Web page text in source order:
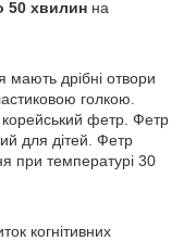
50 хвилин на
мають дрібні отвори
голкою.
корейський фетр. Фетр
для дітей. Фетр
при температурі 30
когнітивних